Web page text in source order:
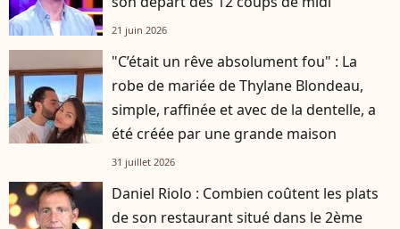
21 juin 2026
"C’était un rêve absolument fou" : La
robe de mariée de Thylane Blondeau,
simple, raffinée et avec de la dentelle, a
été créée par une grande maison
31 juillet 2026
Daniel Riolo : Combien coûtent les plats
de son restaurant situé dans le 2ème